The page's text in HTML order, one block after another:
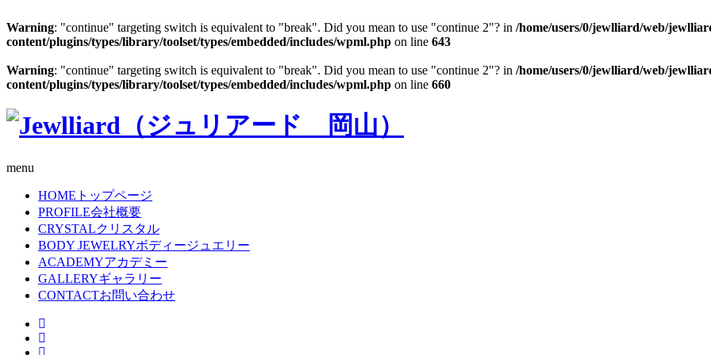
Warning: "continue" targeting switch is equivalent to "break". Did you mean to use "continue 2"? in /home/users/0/jewlliard/web/
content/plugins/types/library/toolset/types/embedded/includes/wpml.php on line 643
Warning: "continue" targeting switch is equivalent to "break". Did you mean to use "continue 2"? in /home/users/0/jewlliard/web/
content/plugins/types/library/toolset/types/embedded/includes/wpml.php on line 660
menu
HOME トップページ
PROFILE会社概要
CRYSTALクリスタル
BODY JEWELRYボディージュエリー
ACADEMYアカデミー
GALLERYギャラリー
CONTACTお問い合わせ